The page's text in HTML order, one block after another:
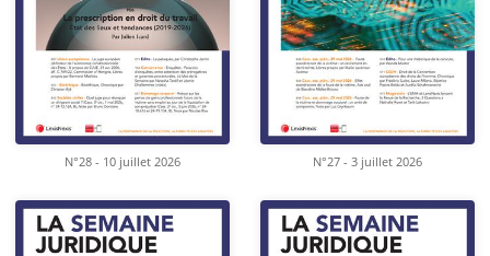
N°28 - 10 juillet 2026 N°27 - 3 juillet 2026